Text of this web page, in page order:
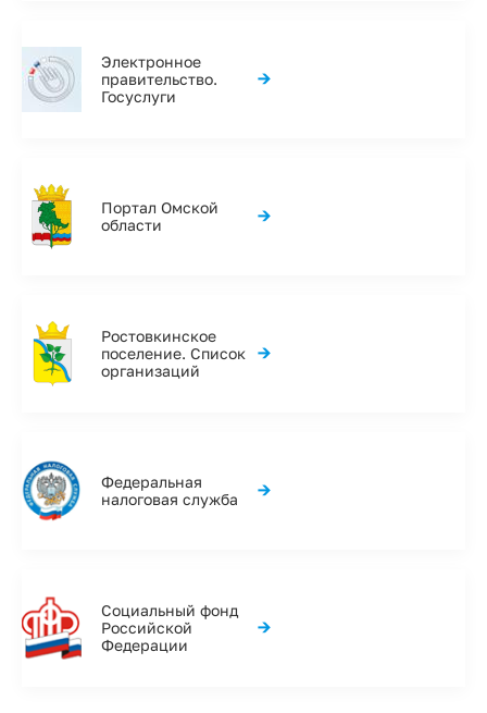
Электронное
правительство.
Госуслуги
→
Портал Омской
области
→
Ростовкинское
поселение. Список
организаций
→
Федеральная
налоговая служба
→
Социальный фонд
Российской
Федерации
→